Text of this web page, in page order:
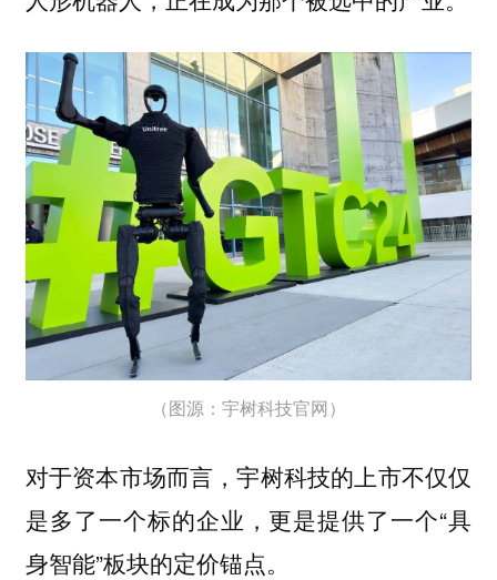
（图源：宇树科技官网）
对于资本市场而言，宇树科技的上市不仅仅
是多了一个标的企业，更是提供了一个“具
身智能”板块的定价锚点。